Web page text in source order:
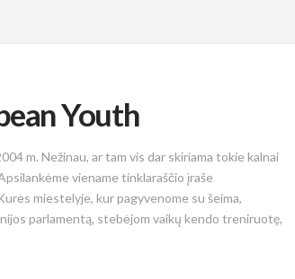
Youth
m. Nežinau, ar tam vis dar skiriama tokie kalnai
viename tinklaraščio įraše
miestelyje, kur pagyvenome su šeima,
parlamentą, stebėjom vaikų kendo treniruotę,